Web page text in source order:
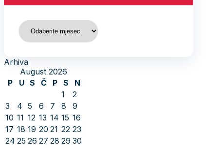
Arhiva
Arhiva
August 2026
P
U S Č P S
N
1
2
3
4 5 6 7 8
9
10 11 12 13 14 15 16
17 18 19 20 21 22 23
24 25 26 27 28 29 30